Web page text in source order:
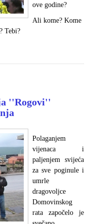
ove godine?
Ali kome? Kome
Tebi?
''Rogovi''
Polaganjem
vijenaca i
paljenjem svijeća
za sve poginule i
umrle
dragovoljce
Domovinskog
rata započelo je